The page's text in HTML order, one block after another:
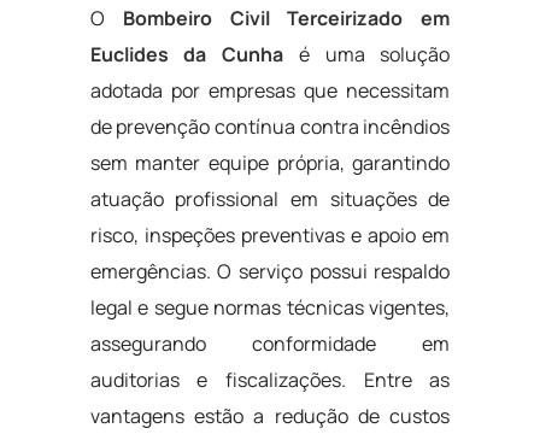
O Bombeiro Civil Terceirizado em
Euclides da Cunha é uma solução
adotada por empresas que necessitam
de prevenção contínua contra incêndios
sem manter equipe própria, garantindo
atuação profissional em situações de
risco, inspeções preventivas e apoio em
emergências. O serviço possui respaldo
legal e segue normas técnicas vigentes,
assegurando conformidade em
auditorias e fiscalizações. Entre as
vantagens estão a redução de custos